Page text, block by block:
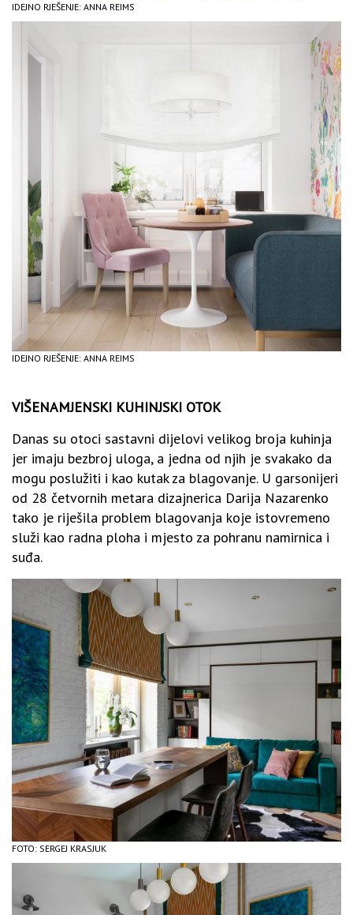
IDEJNO RJEŠENJE: ANNA REIMS
IDEJNO RJEŠENJE: ANNA REIMS
VIŠENAMJENSKI KUHINJSKI OTOK
Danas su otoci sastavni dijelovi velikog broja kuhinja
jer imaju bezbroj uloga, a jedna od njih je svakako da
mogu poslužiti i kao kutak za blagovanje. U garsonijeri
od 28 četvornih metara dizajnerica Darija Nazarenko
tako je riješila problem blagovanja koje istovremeno
služi kao radna ploha i mjesto za pohranu namirnica i
suđa.
FOTO: SERGEJ KRASJUK